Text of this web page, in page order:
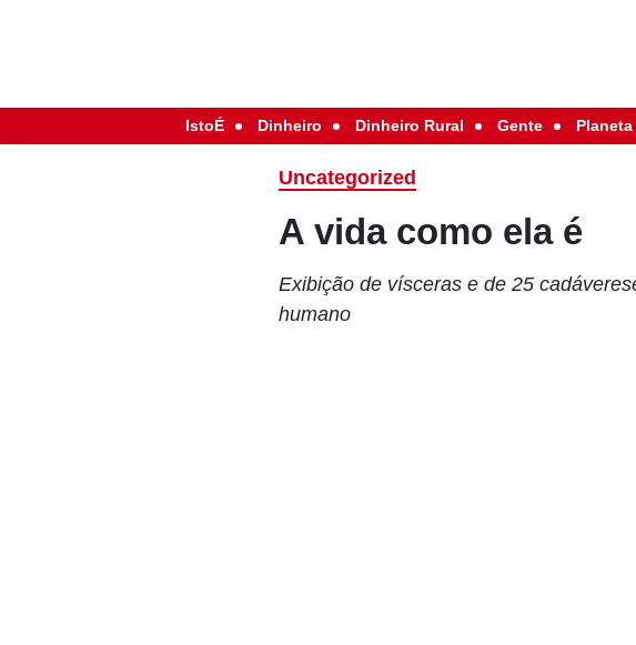
IstoÉ Dinheiro Dinheiro Rural Gente Planeta
Uncategorized
A vida como ela é
Exibição de vísceras e de 25
humano